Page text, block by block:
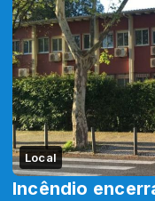
Local
Incêndio